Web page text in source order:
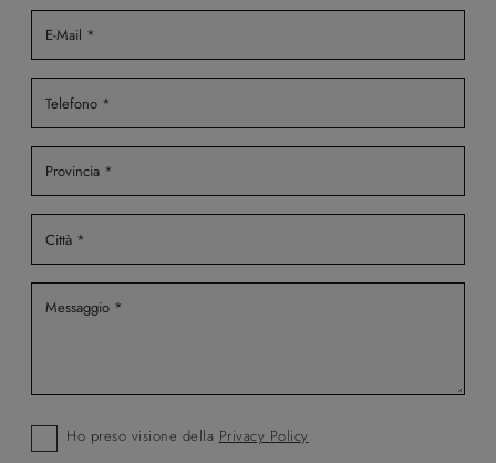
Ho preso visione della Privacy Policy